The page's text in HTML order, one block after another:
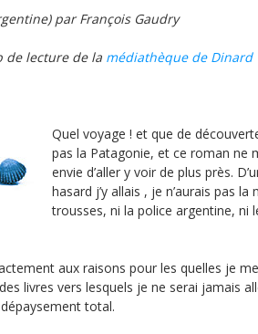
par François Gaudry
de lecture de la médiathèque de Dinard
Quel voyage ! et que de
pas la Patagonie, et ce roman ne
envie d’aller y voir de plus près.
hasard j’y allais , je n’aurais pas la
trousses, ni la police argentine, ni
aux raisons pour les quelles je
livres vers lesquels je ne serai jamais
total.